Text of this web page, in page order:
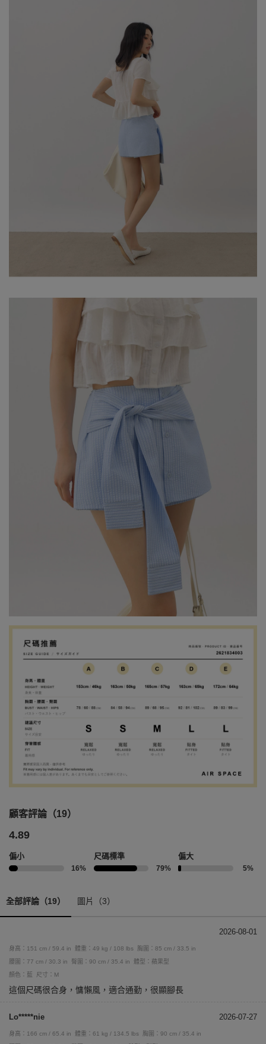
顧客評論（19）
4.89
偏小
16%
尺碼標準
79%
偏大
5%
全部評論（19） 圖片（3）
2026-08-01
身高：151 cm / 59.4 in 體重：49 kg / 108 lbs
胸圍：85 cm / 33.5 in
腰圍：77 cm / 30.3 in
臀圍：90 cm / 35.4 in
體型：蘋果型
顏色：藍
尺寸：M
這個尺碼很合身，慵懶風，適合通勤，很顯腳長
Lo*****nie 2026-07-27
身高：166 cm / 65.4 in 體重：61 kg / 134.5 lbs
胸圍：90 cm / 35.4 in